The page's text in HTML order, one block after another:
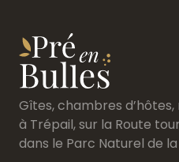
Gîtes, chambres
à Trépail, sur la Route
dans le Parc Naturel de